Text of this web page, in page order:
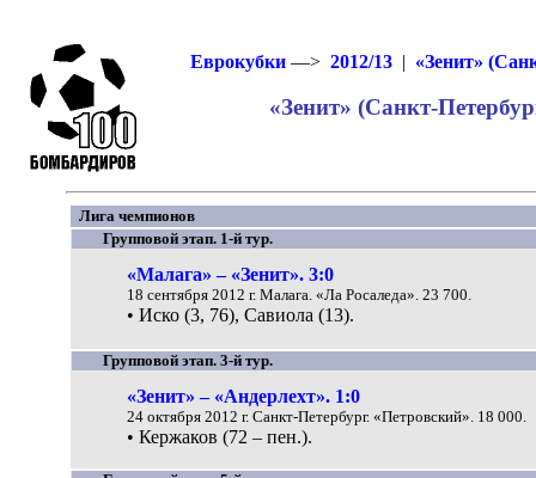
Еврокубки—> 2012/13| «Зенит»
«Зенит» (Санкт-
Лига чемпионов
Групповой этап. 1-й тур.
«Малага» – «Зенит». 3:0
18 сентября 2012 г. Малага. «Ла Росаледа». 23 700.
• Иско (3, 76), Савиола (13).
Групповой этап. 3-й тур.
«Зенит» – «Андерлехт». 1:0
24 октября 2012 г. Санкт-Петербург. «Петровский». 18 000.
• Кержаков (72 – пен.).